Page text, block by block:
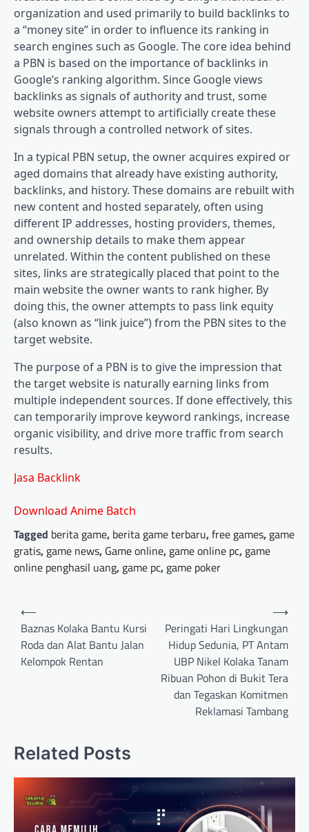
organization and used primarily to build backlinks to
a “money site” in order to influence its ranking in
search engines such as Google. The core idea behind
a PBN is based on the importance of backlinks in
Google’s ranking algorithm. Since Google views
backlinks as signals of authority and trust, some
website owners attempt to artificially create these
signals through a controlled network of sites.
In a typical PBN setup, the owner acquires expired or
aged domains that already have existing authority,
backlinks, and history. These domains are rebuilt with
new content and hosted separately, often using
different IP addresses, hosting providers, themes,
and ownership details to make them appear
unrelated. Within the content published on these
sites, links are strategically placed that point to the
main website the owner wants to rank higher. By
doing this, the owner attempts to pass link equity
(also known as “link juice”) from the PBN sites to the
target website.
The purpose of a PBN is to give the impression that
the target website is naturally earning links from
multiple independent sources. If done effectively, this
can temporarily improve keyword rankings, increase
organic visibility, and drive more traffic from search
results.
Jasa Backlink
Download Anime Batch
Tagged berita game, berita game terbaru,free games, game
gratis, game news, Game online, game online pc, game
online penghasil uang, game pc, game poker
Post
navigation
⟵
Baznas Kolaka Bantu Kursi
Roda dan Alat Bantu Jalan
Kelompok Rentan
Peringati Hari Lingkungan
Hidup Sedunia, PT Antam
UBP Nikel Kolaka Tanam
Ribuan Pohon di Bukit Tera
dan Tegaskan Komitmen
Reklamasi Tambang
⟶
Related Posts